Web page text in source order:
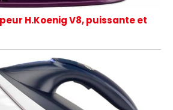
H.Koenig V8, puissante et